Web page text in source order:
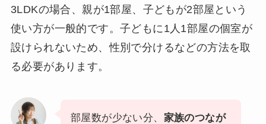
3LDKの場合、親が1部屋、子どもが2部屋という
使い方が一般的です。子どもに1人1部屋の個室が
設けられないため、性別で分けるなどの方法を取
る必要があります。
部屋数が少ない分、 家族のつなが